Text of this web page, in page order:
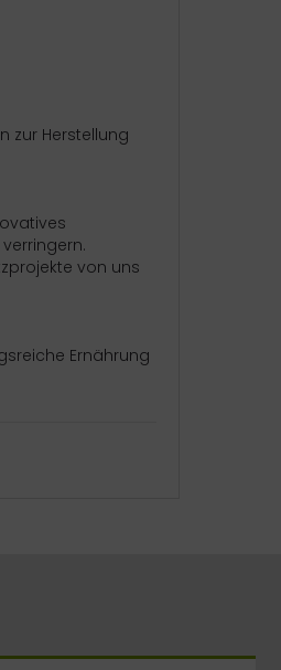
zur Herstellung
von uns
Ernährung